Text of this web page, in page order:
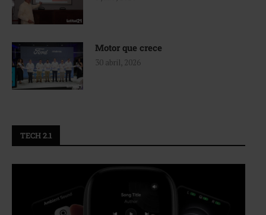
Motor que crece
30 abril, 2026
TECH 2.1